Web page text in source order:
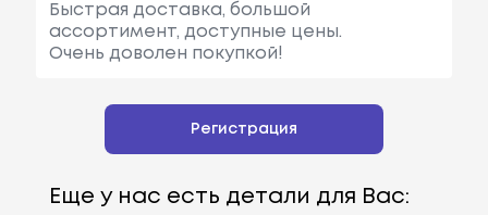
Быстрая доставка, большой
ассортимент, доступные цены.
Очень доволен покупкой!
Регистрация
Еще у нас есть детали для Вас: